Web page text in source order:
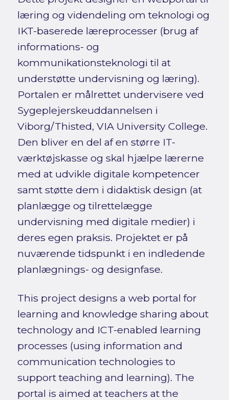
læring og videndeling om teknologi og
IKT-baserede læreprocesser (brug af
informations- og
kommunikationsteknologi til at
understøtte undervisning og læring).
Portalen er målrettet undervisere ved
Sygeplejerskeuddannelsen i
Viborg/Thisted, VIA University College.
Den bliver en del af en større IT-
værktøjskasse og skal hjælpe lærerne
med at udvikle digitale kompetencer
samt støtte dem i didaktisk design (at
planlægge og tilrettelægge
undervisning med digitale medier) i
deres egen praksis. Projektet er på
nuværende tidspunkt i en indledende
planlægnings- og designfase.
This project designs a web portal for
learning and knowledge sharing about
technology and ICT-enabled learning
processes (using information and
communication technologies to
support teaching and learning). The
portal is aimed at teachers at the